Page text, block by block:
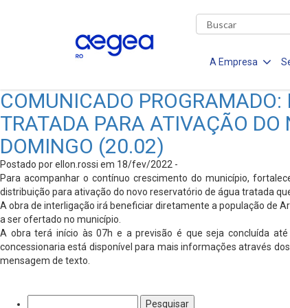
A Empresa
COMUNICADO
TRATADA PARA ATIVAÇÃO
DOMINGO (20.02)
Postado por ellon.rossi em 18/fev/2022 -
Para acompanhar o contínuo crescimento do município,
distribuição para ativação do novo reservatório de água tratada
A obra de interligação irá beneficiar diretamente a população de
a ser ofertado no município.
A obra terá início às 07h e a previsão é que seja concluída
concessionaria está disponível para mais informações através
mensagem de texto.